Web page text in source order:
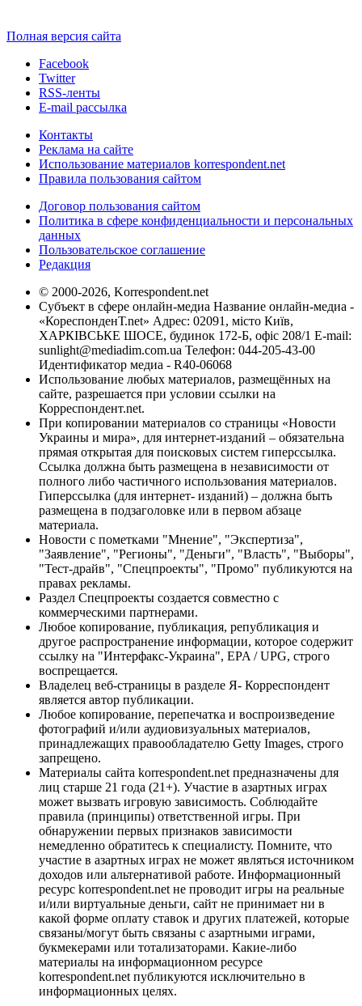
Полная версия сайта
Facebook
Twitter
RSS-ленты
E-mail рассылка
Контакты
Реклама на сайте
Использование материалов korrespondent.net
Правила пользования сайтом
Договор пользования сайтом
Политика в сфере конфиденциальности и персональных
данных
Пользовательское соглашение
Редакция
© 2000-2026, Korrespondent.net
Субъект в сфере онлайн-медиа Название онлайн-медиа -
«КореспонденТ.net» Адрес: 02091, місто Київ,
ХАРКІВСЬКЕ ШОСЕ, будинок 172-Б, офіс 208/1 E-mail:
sunlight@mediadim.com.ua Телефон: 044-205-43-00
Идентификатор медиа - R40-06068
Использование любых материалов, размещённых на
сайте, разрешается при условии ссылки на
Корреспондент.net.
При копировании материалов со страницы «Новости
Украины и мира», для интернет-изданий – обязательна
прямая открытая для поисковых систем гиперссылка.
Ссылка должна быть размещена в независимости от
полного либо частичного использования материалов.
Гиперссылка (для интернет- изданий) – должна быть
размещена в подзаголовке или в первом абзаце
материала.
Новости с пометками "Мнение", "Экспертиза",
"Заявление", "Регионы", "Деньги", "Власть", "Выборы",
"Тест-драйв", "Спецпроекты", "Промо" публикуются на
правах рекламы.
Раздел Спецпроекты создается совместно с
коммерческими партнерами.
Любое копирование, публикация, републикация и
другое распространение информации, которое содержит
ссылку на "Интерфакс-Украина", EPA / UPG, строго
воспрещается.
Владелец веб-страницы в разделе Я- Корреспондент
является автор публикации.
Любое копирование, перепечатка и воспроизведение
фотографий и/или аудиовизуальных материалов,
принадлежащих правообладателю Getty Images, строго
запрещено.
Материалы сайта korrespondent.net предназначены для
лиц старше 21 года (21+). Участие в азартных играх
может вызвать игровую зависимость. Соблюдайте
правила (принципы) ответственной игры. При
обнаружении первых признаков зависимости
немедленно обратитесь к специалисту. Помните, что
участие в азартных играх не может являться источником
доходов или альтернативой работе. Информационный
ресурс korrespondent.net не проводит игры на реальные
и/или виртуальные деньги, сайт не принимает ни в
какой форме оплату ставок и других платежей, которые
связаны/могут быть связаны с азартными играми,
букмекерами или тотализаторами. Какие-либо
материалы на информационном ресурсе
korrespondent.net публикуются исключительно в
информационных целях.